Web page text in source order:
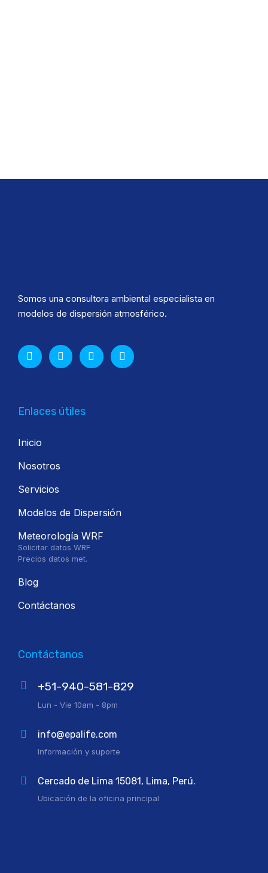
Somos una consultora ambiental especialista en
modelos de dispersión atmosférico.
Enlaces útiles
Inicio
Nosotros
Servicios
Modelos de Dispersión
Meteorología WRF
Solicitar datos WRF
Precios datos met.
Blog
Contáctanos
Contáctanos
+51-940-581-829
Lun - Vie 10am - 8pm
info@epalife.com
Información y suporte
Cercado de Lima 15081, Lima, Perú.
Ubicación de la oficina principal